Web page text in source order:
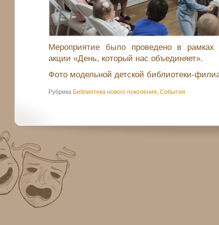
Мероприятие было проведено в рамках
акции «День, который нас объединяет».
Фото модельной детской библиотеки-
Рубрика Библиотека нового поколения, События